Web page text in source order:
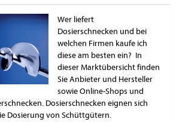
Wer liefert
Dosierschnecken und bei
welchen Firmen kaufe ich
diese am besten ein? In
dieser Marktübersicht finden
Sie Anbieter und Hersteller
sowie Online-Shops und
Dosierschnecken eignen sich
Dosierung von Schüttgütern.